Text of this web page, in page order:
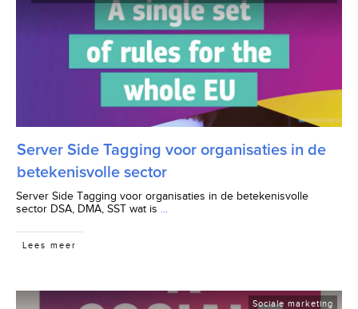
Server Side Tagging voor organisaties in de
betekenisvolle sector
Server Side Tagging voor organisaties in de betekenisvolle
sector DSA, DMA, SST wat is
Lees meer
Sociale marketing